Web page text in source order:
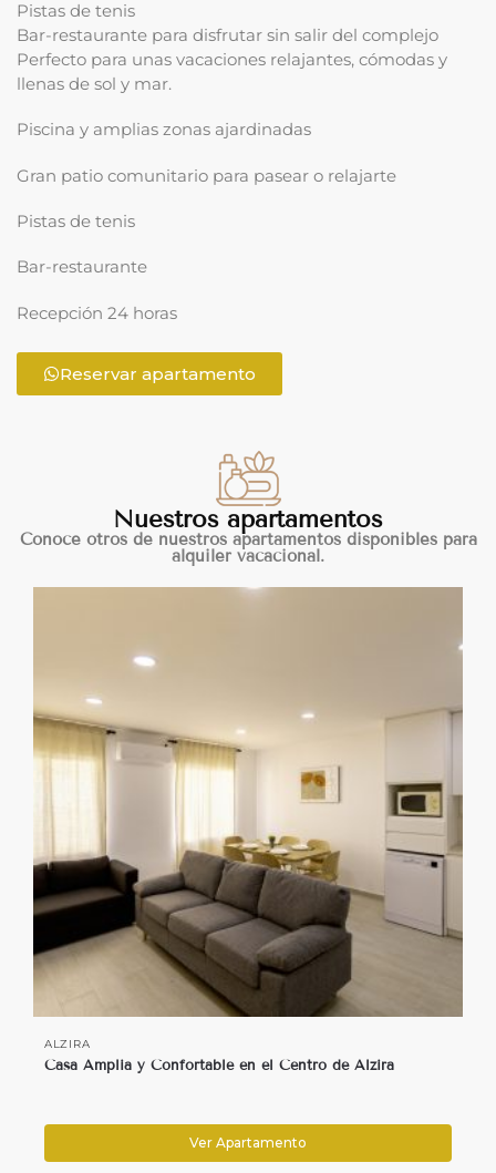
Pistas de tenis
Bar-restaurante para disfrutar sin salir del complejo
Perfecto para unas vacaciones relajantes, cómodas y
llenas de sol y mar.
Piscina y amplias zonas ajardinadas
Gran patio comunitario para pasear o relajarte
Pistas de tenis
Bar-restaurante
Recepción 24 horas
Reservar apartamento
Nuestros apartamentos
Conoce otros de nuestros apartamentos disponibles para
alquiler vacacional.
ALZIRA
Casa Amplia y Confortable en el Centro de Alzira
Ver Apartamento